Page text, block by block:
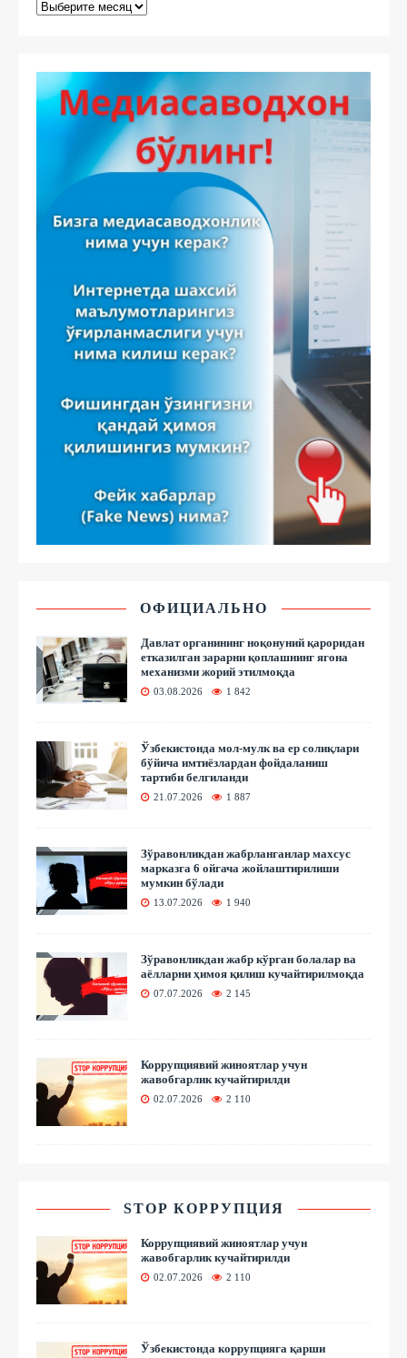
ОФИЦИАЛЬНО
Давлат органининг ноқонуний қароридан
етказилган зарарни қоплашнинг ягона
механизми жорий этилмоқда
03.08.2026 1 842
Ўзбекистонда мол-мулк ва ер солиқлари
бўйича имтиёзлардан фойдаланиш
тартиби белгиланди
21.07.2026 1 887
Зўравонликдан жабрланганлар махсус
марказга 6 ойгача жойлаштирилиши
мумкин бўлади
13.07.2026 1 940
Зўравонликдан жабр кўрган болалар ва
аёлларни ҳимоя қилиш кучайтирилмоқда
07.07.2026 2 145
Коррупциявий жиноятлар учун
жавобгарлик кучайтирилди
02.07.2026 2 110
STOP КОРРУПЦИЯ
Коррупциявий жиноятлар учун
жавобгарлик кучайтирилди
02.07.2026 2 110
Ўзбекистонда коррупцияга қарши